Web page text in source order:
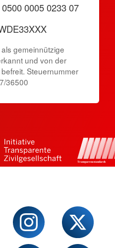
0005 0233 07
gemeinnützige
und von der
Steuernummer
36500